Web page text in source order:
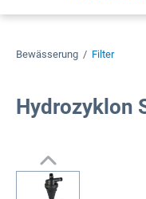
Bewässerung / Filter
Hydrozyklon